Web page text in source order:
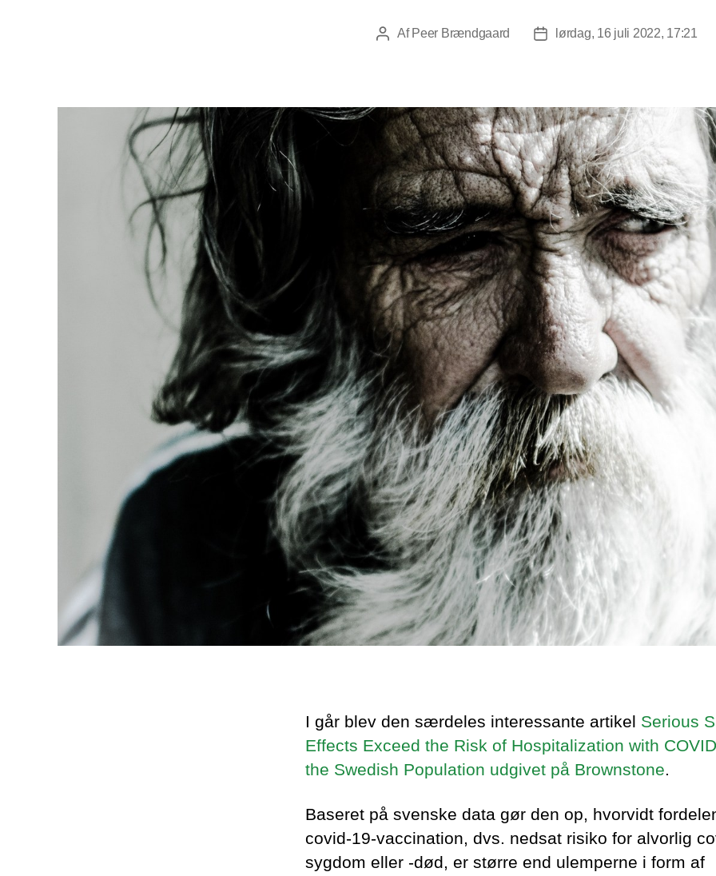
Indlægsforfatter
Af Peer Brændgaard Indlægsdato
lørdag, 16 juli 2022, 17:21
I går blev den særdeles interessante artikel Serious
Effects Exceed the Risk of Hospitalization with
the Swedish Population udgivet på Brownstone.
Baseret på svenske data gør den op, hvorvidt
covid-19-vaccination, dvs. nedsat risiko for alvorlig
sygdom eller -død, er større end ulemperne i form af